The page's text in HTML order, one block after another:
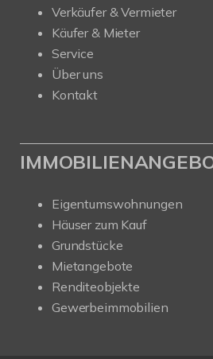
Verkäufer & Vermieter
Käufer & Mieter
Service
Über uns
Kontakt
Eigentumswohnungen
Häuser zum Kauf
Grundstücke
Mietangebote
Renditeobjekte
Gewerbeimmobilien